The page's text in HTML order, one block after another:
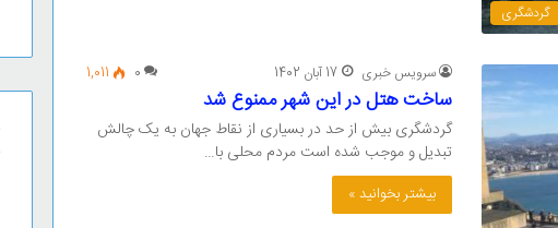
گردشگری
سرویس خبری 17 آبان 1402 0
1,011
ساخت هتل در این شهر ممنوع شد
گردشگری بیش از حد در بسیاری از نقاط جهان به یک چالش
تبدیل و موجب شده است مردم محلی با…
بیشتر بخوانید »